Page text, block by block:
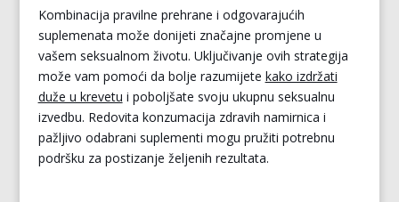
Kombinacija pravilne prehrane i odgovarajućih
suplemenata može donijeti značajne promjene u
vašem seksualnom životu. Uključivanje ovih strategija
može vam pomoći da bolje razumijete kako izdržati
duže u krevetu i poboljšate svoju ukupnu seksualnu
izvedbu. Redovita konzumacija zdravih namirnica i
pažljivo odabrani suplementi mogu pružiti potrebnu
podršku za postizanje željenih rezultata.